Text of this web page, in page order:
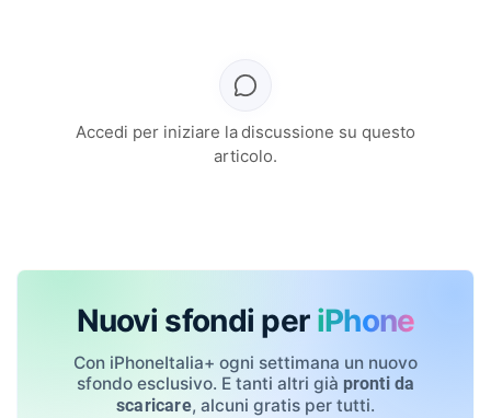
Accedi per iniziare la discussione su questo
articolo.
Nuovi sfondi per iPhone
Con iPhoneItalia+ ogni settimana un nuovo
sfondo esclusivo. E tanti altri già pronti da
scaricare, alcuni gratis per tutti.